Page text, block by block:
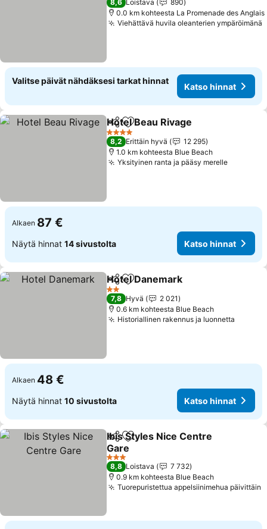
8,6 Loistava
890
0.0 km kohteesta La Promenade des Anglais
Viehättävä huvila oleanterien ympäröimänä
Valitse päivät nähdäksesi tarkat hinnat
Katso hinnat
Jaa Lisää suosikkeihin
Hotel Beau Rivage
4 Tähtiluokitus
8,2 Erittäin hyvä
12 295
1.0 km kohteesta Blue Beach
Yksityinen ranta ja pääsy merelleKatso
Alkaen 87 €
Näytä hinnat 14 sivustolta Katso hinnat
Jaa Lisää suosikkeihin
Hotel Danemark
2 Tähtiluokitus
7,8 Hyvä
2 021
0.6 km kohteesta Blue Beach
Historiallinen rakennus ja luonnetta
Alkaen 48 €
Näytä hinnat 10 sivustolta Katso hinnat
Jaa Lisää suosikkeihin
Ibis Styles Nice Centre
Gare
Katso hinnat
3 Tähtiluokitus
8,8 Loistava
7 732
0.9 km kohteesta Blue Beach
Tuorepuristettua appelsiinimehua päivittäin